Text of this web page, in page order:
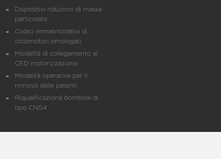
Dispositivi riduzioni di massa
particolato
Codici immatricolativi di
ciclomotori omologati
Modalità di collegamento al
CED motorizzazione
Modalità operative per il
rinnovo delle patenti
Riqualificazione bombole di
tipo CNG4